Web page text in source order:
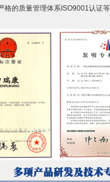
格的质量管理体系ISO9001认证